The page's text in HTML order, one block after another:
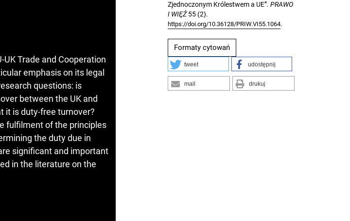
Trade and Cooperation
emphasis on its legal
questions: is
between the UK and
it is duty-free turnover?
fulfilment of the principles
the duty due in
significant and important
in the literature on the
Zjednoczonym Królestwem a UE”. PRAWO
I WIĘŹ55 (2).
https://doi.org/10.36128/PRIW.VI55.1064.
Formaty cytowań
tweet udostępnij
mail drukuj